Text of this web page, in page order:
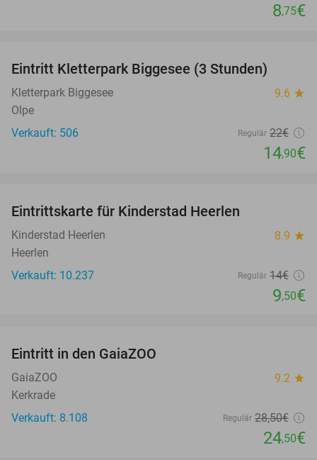
8,75€
Eintritt Kletterpark Biggesee (3 Stunden)
Kletterpark Biggesee 9.6 star
Olpe
Verkauft: 506
Regulär 22€
14,90€
Eintrittskarte für Kinderstad Heerlen
Kinderstad Heerlen 8.9 star
Heerlen
Verkauft: 10.237
Regulär 14€
9,50€
Eintritt in den GaiaZOO
GaiaZOO 9.2 star
Kerkrade
Verkauft: 8.108
Regulär 28,50€
24,50€